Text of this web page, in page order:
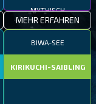
MEHR ERFAHREN
BIWA-SEE
KIRIKUCHI-SAIBLING